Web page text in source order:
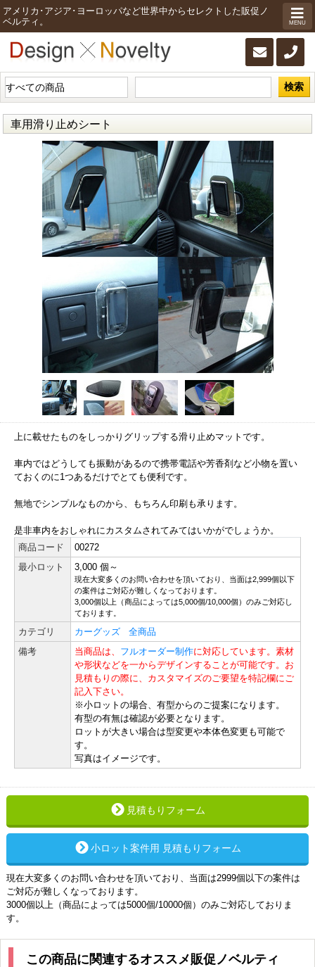
アメリカ･アジア･ヨーロッパなど世界中からセレクトした販促ノ
ベルティ。
MENU
検索
車用滑り止めシート
上に載せたものをしっかりグリップする滑り止めマットです。
車内ではどうしても振動があるので携帯電話や芳香剤など小物を置い
ておくのに1つあるだけでとても便利です。
無地でシンプルなものから、もちろん印刷も承ります。
是非車内をおしゃれにカスタムされてみてはいかがでしょうか。
商品コード
00272
最小ロット
3,000 個～
現在大変多くのお問い合わせを頂いており、当面は2,999個以下
の案件はご対応が難しくなっております。
3,000個以上（商品によっては5,000個/10,000個）のみご対応し
ております。
カテゴリ カーグッズ
全商品
備考
当商品は、 フルオーダー制作に対応しています。素材
や形状などを一からデザインすることが可能です。お
見積もりの際に、カスタマイズのご要望を特記欄にご
記入下さい。
※小ロットの場合、有型からのご提案になります。
有型の有無は確認が必要となります。
ロットが大きい場合は型変更や本体色変更も可能で
す。
写真はイメージです。
見積もりフォーム
小ロット案件用 見積もりフォーム
現在大変多くのお問い合わせを頂いており、当面は2999個以下の案件は
ご対応が難しくなっております。
3000個以上（商品によっては5000個/10000個）のみご対応しておりま
す。
この商品に関連するオススメ販促ノベルティ